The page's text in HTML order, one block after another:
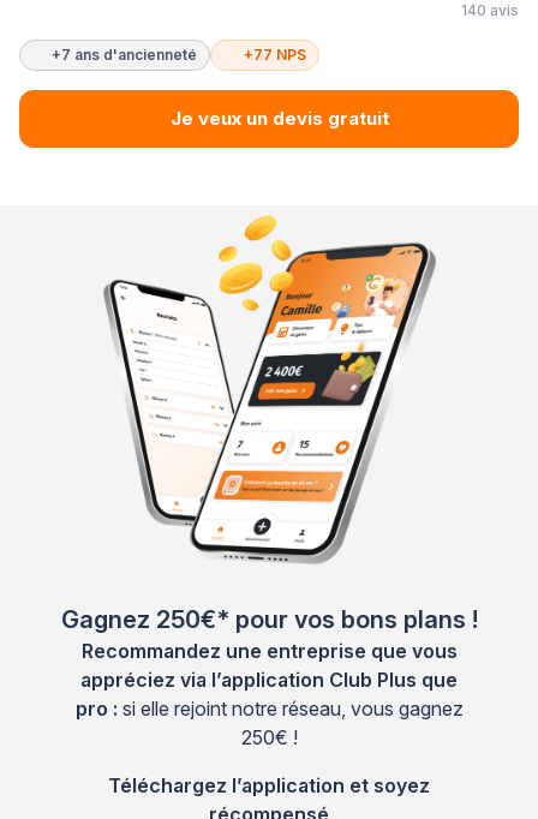
140 avis
+7 ans d'ancienneté +77 NPS
Je veux un devis gratuit
Gagnez 250€* pour vos bons plans !
Recommandez une entreprise que vous
appréciez via l’application Club Plus que
pro : si elle rejoint notre réseau, vous gagnez
250€ !
Téléchargez l’application et soyez
récompensé